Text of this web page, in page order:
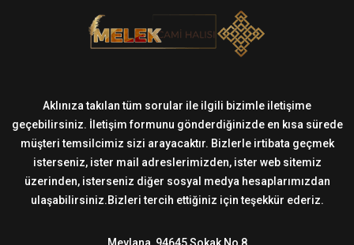
Aklınıza takılan tüm sorular ile ilgili bizimle iletişime
geçebilirsiniz. İletişim formunu gönderdiğinizde en kısa sürede
müşteri temsilcimiz sizi arayacaktır. Bizlerle irtibata geçmek
isterseniz, ister mail adreslerimizden, ister web sitemiz
üzerinden, isterseniz diğer sosyal medya hesaplarımızdan
ulaşabilirsiniz.Bizleri tercih ettiğiniz için teşekkür ederiz.